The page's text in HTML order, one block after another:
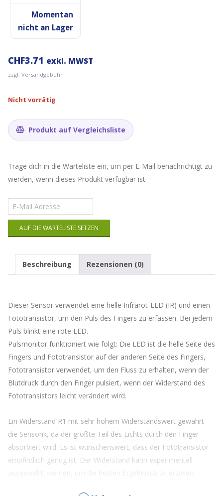
Momentan
nicht an Lager
CHF3.71 exkl. MWST
zzgl. Versandgebühr
Nicht vorrätig
Produkt auf Vergleichsliste
Trage dich in die Warteliste ein, um per E-Mail benachrichtigt zu
werden, wenn dieses Produkt verfügbar ist
Gib
deine
E-
Mail-
Adresse
die
dieses
Produkt
kommen
AUF DIE WARTELISTE SETZEN
Beschreibung Rezensionen (0)
Dieser Sensor verwendet eine helle Infrarot-LED (IR) und einen
Fototransistor, um den Puls des Fingers zu erfassen. Bei jedem
Puls blinkt eine rote LED.
Pulsmonitor funktioniert wie folgt: Die LED ist die helle Seite des
Fingers und Fototransistor auf der anderen Seite des Fingers,
Fototransistor verwendet, um den Fluss zu erhalten, wenn der
Blutdruck durch den Finger pulsiert, wenn der Widerstand des
Fototransistors leicht verändert wird.
Ein Widerstand R1 mit sehr hohem Widerstandswert gewährt
die Sensorik, da der größte Teil des Lichts durch den Finger
absorbiert wird. Es ist wünschenswert, dass der Fototransistor
empfindlich genug ist. Der Widerstand kann experimentell